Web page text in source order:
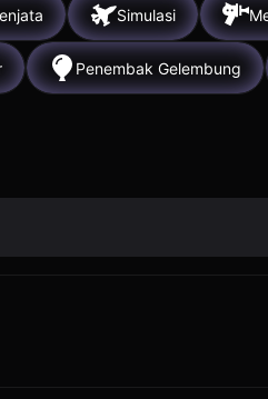
Simulasi
Penembak Gelembung